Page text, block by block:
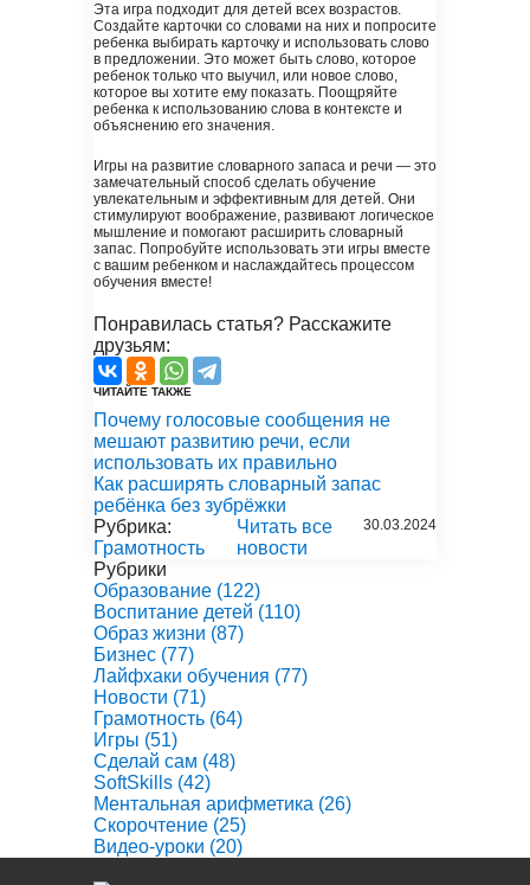
Эта игра подходит для детей всех возрастов.
Создайте карточки со словами на них и попросите
ребенка выбирать карточку и использовать слово
в предложении. Это может быть слово, которое
ребенок только что выучил, или новое слово,
которое вы хотите ему показать. Поощряйте
ребенка к использованию слова в контексте и
объяснению его значения.
Игры на развитие словарного запаса и речи — это
замечательный способ сделать обучение
увлекательным и эффективным для детей. Они
стимулируют воображение, развивают логическое
мышление и помогают расширить словарный
запас. Попробуйте использовать эти игры вместе
с вашим ребенком и наслаждайтесь процессом
обучения вместе!
Понравилась статья? Расскажите
друзьям:
ЧИТАЙТЕ ТАКЖЕ
Почему голосовые сообщения не
мешают развитию речи, если
использовать их правильно
Как расширять словарный запас
ребёнка без зубрёжки
Рубрика:
Грамотность
Читать все
новости
30.03.2024
Рубрики
Образование (122)
Воспитание детей (110)
Образ жизни (87)
Бизнес (77)
Лайфхаки обучения (77)
Новости (71)
Грамотность (64)
Игры (51)
Сделай сам (48)
SoftSkills (42)
Ментальная арифметика (26)
Скорочтение (25)
Видео-уроки (20)